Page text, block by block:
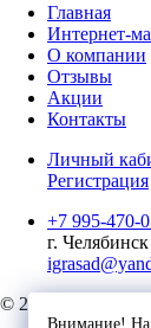
Внимание! На
Главная
Интернет-
О компании
Отзывы
Акции
Контакты
Личный
Регистрация
+7 995-470-
г. Челябинск
© 2023, Игровые